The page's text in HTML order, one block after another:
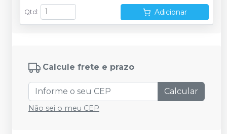
Qtd : Adicionar
Calcule frete e prazo
Calcular
Não sei o meu CEP